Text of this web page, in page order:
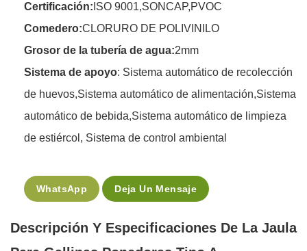
Certificación: ISO 9001,SONCAP,PVOC
Comedero:CLORURO DE POLIVINILO
Grosor de la tubería de agua:2mm
Sistema de apoyo: Sistema automático de recolección
de huevos,Sistema automático de alimentación,Sistema
automático de bebida,Sistema automático de limpieza
de estiércol, Sistema de control ambiental
WhatsApp Deja Un Mensaje
Descripción Y Especificaciones De La Jaula